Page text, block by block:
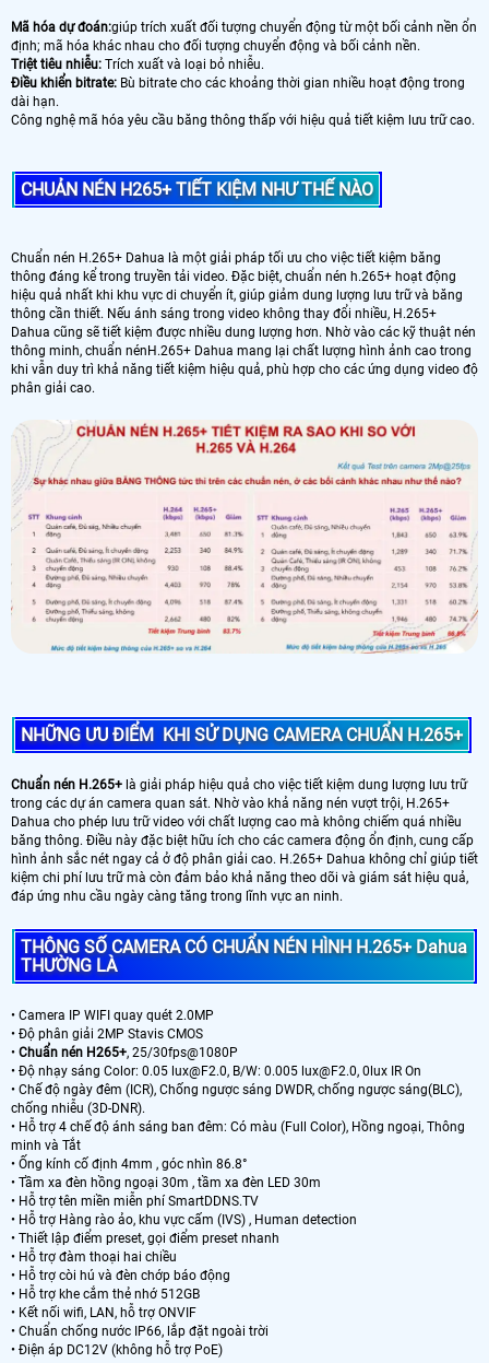
Mã hóa dự đoán:giúp trích xuất đối tượng chuyển động từ một bối cảnh nền ổn
định; mã hóa khác nhau cho đối tượng chuyển động và bối cảnh nền.
Triệt tiêu nhiễu: Trích xuất và loại bỏ nhiễu.
Điều khiển bitrate: Bù bitrate cho các khoảng thời gian nhiều hoạt động trong
dài hạn.
Công nghệ mã hóa yêu cầu băng thông thấp với hiệu quả tiết kiệm lưu trữ cao.
CHUẢN NÉN H265+ TIẾT KIỆM NHƯ THẾ NÀO
Chuẩn nén H.265+ Dahua là một giải pháp tối ưu cho việc tiết kiệm băng
thông đáng kể trong truyền tải video. Đặc biệt, chuẩn nén h.265+ hoạt động
hiệu quả nhất khi khu vực di chuyển ít, giúp giảm dung lượng lưu trữ và băng
thông cần thiết. Nếu ánh sáng trong video không thay đổi nhiều, H.265+
Dahua cũng sẽ tiết kiệm được nhiều dung lượng hơn. Nhờ vào các kỹ thuật nén
thông minh, chuẩn nénH.265+ Dahua mang lại chất lượng hình ảnh cao trong
khi vẫn duy trì khả năng tiết kiệm hiệu quả, phù hợp cho các ứng dụng video độ
phân giải cao.
NHỮNG ƯU ĐIỂM KHI SỬ DỤNG CAMERA CHUẨN H.265+
Chuẩn nén H.265+ là giải pháp hiệu quả cho việc tiết kiệm dung lượng lưu trữ
trong các dự án camera quan sát. Nhờ vào khả năng nén vượt trội, H.265+
Dahua cho phép lưu trữ video với chất lượng cao mà không chiếm quá nhiều
băng thông. Điều này đặc biệt hữu ích cho các camera động ổn định, cung cấp
hình ảnh sắc nét ngay cả ở độ phân giải cao. H.265+ Dahua không chỉ giúp tiết
kiệm chi phí lưu trữ mà còn đảm bảo khả năng theo dõi và giám sát hiệu quả,
đáp ứng nhu cầu ngày càng tăng trong lĩnh vực an ninh.
THÔNG SỐ CAMERA CÓ CHUẨN NÉN HÌNH H.265+ Dahua
THƯỜNG LÀ
• Camera IP WIFI quay quét 2.0MP
• Độ phân giải 2MP Stavis CMOS
• Chuẩn nén H265+, 25/30fps@1080P
• Độ nhạy sáng Color: 0.05 lux@F2.0, B/W: 0.005 lux@F2.0, 0lux IR On
• Chế độ ngày đêm (ICR), Chống ngược sáng DWDR, chống ngược sáng(BLC),
chống nhiễu (3D-DNR).
• Hỗ trợ 4 chế độ ánh sáng ban đêm: Có màu (Full Color), Hồng ngoại, Thông
minh và Tắt
• Ống kính cố định 4mm , góc nhìn 86.8°
• Tầm xa đèn hồng ngoại 30m , tầm xa đèn LED 30m
• Hỗ trợ tên miền miễn phí SmartDDNS.TV
• Hỗ trợ Hàng rào ảo, khu vực cấm (IVS) , Human detection
• Thiết lập điểm preset, gọi điểm preset nhanh
• Hỗ trợ đàm thoại hai chiều
• Hỗ trợ còi hú và đèn chớp báo động
• Hỗ trợ khe cắm thẻ nhớ 512GB
• Kết nối wifi, LAN, hỗ trợ ONVIF
• Chuẩn chống nước IP66, lắp đặt ngoài trời
• Điện áp DC12V (không hỗ trợ PoE)